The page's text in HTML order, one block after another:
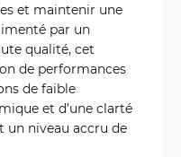
et maintenir une
par un
qualité, cet
de performances
de faible
et d’une clarté
un niveau accru de